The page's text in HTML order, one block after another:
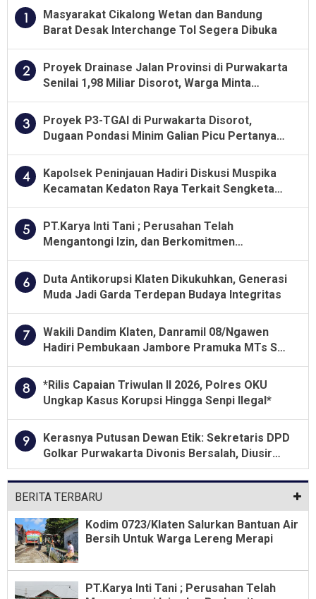
1
Masyarakat Cikalong Wetan dan Bandung
Barat Desak Interchange Tol Segera Dibuka
2
Proyek Drainase Jalan Provinsi di Purwakarta
Senilai 1,98 Miliar Disorot, Warga Minta
3
Proyek P3-TGAI di Purwakarta Disorot,
Dugaan Pondasi Minim Galian Picu Pertanyaan
4
Kapolsek Peninjauan Hadiri Diskusi Muspika
Kecamatan Kedaton Raya Terkait Sengketa
5
PT.Karya Inti Tani ; Perusahan Telah
Mengantongi Izin, dan Berkomitmen
6
Duta Antikorupsi Klaten Dikukuhkan, Generasi
Muda Jadi Garda Terdepan Budaya Integritas
7
Wakili Dandim Klaten, Danramil 08/Ngawen
Hadiri Pembukaan Jambore Pramuka MTs Se-
8
*Rilis Capaian Triwulan II 2026, Polres OKU
Ungkap Kasus Korupsi Hingga Senpi Ilegal*
9
Kerasnya Putusan Dewan Etik: Sekretaris DPD
Golkar Purwakarta Divonis Bersalah, Diusir
Dari Jabatan Selama Empat Tahun
BERITA TERBARU
Kodim 0723/Klaten Salurkan Bantuan Air
Bersih Untuk Warga Lereng Merapi
PT.Karya Inti Tani ; Perusahan Telah